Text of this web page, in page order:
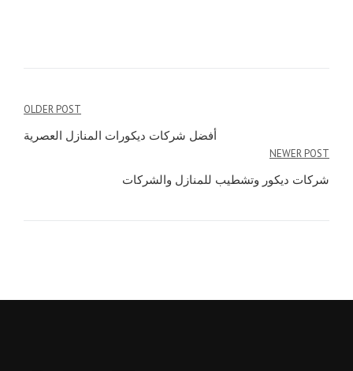
Post
navigation
OLDER POST
أفضل شركات ديكورات المنازل العصرية
NEWER POST
شركات ديكور وتشطيب للمنازل والشركات